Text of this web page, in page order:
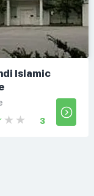
Islamic
3